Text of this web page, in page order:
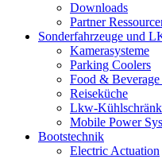
Downloads
Partner
Sonderfahrzeuge und
Kamerasysteme
Parking Coolers
Food &
Reiseküche
Lkw-
Mobile Power
Bootstechnik
Electric Actuation